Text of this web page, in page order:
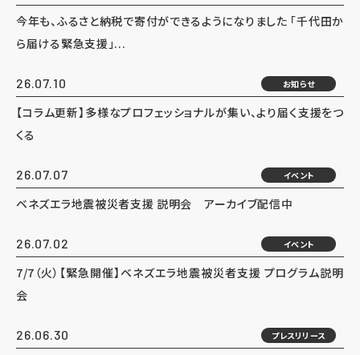
今年も、ふるさと納税で寄付ができるようになりました 「千代田か
ら届ける緊急支援」...
26.07.10 お知らせ
【コラム更新】多様なプロフェッショナルが集い、より届く支援をつ
くる
26.07.07 イベント
ベネズエラ地震被災者支援 説明会 アーカイブ配信中
26.07.02 イベント
7/7（火）【緊急開催】ベネズエラ地震被災者支援 プログラム説明
会
26.06.30 プレスリリース